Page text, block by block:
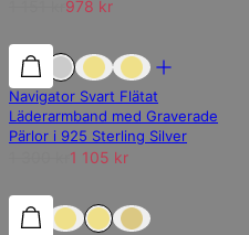
978 kr
15% rabatt
Navigator Svart Flätat
Läderarmband med Graverade
Pärlor i 925 Sterling Silver
1 105 kr
15% rabatt